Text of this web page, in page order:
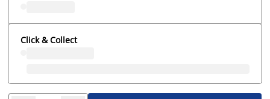
Click & Collect